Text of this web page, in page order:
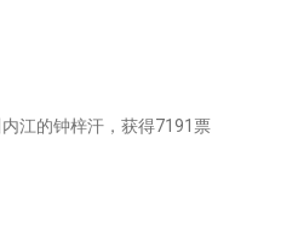
江的钟梓汗，获得7191票